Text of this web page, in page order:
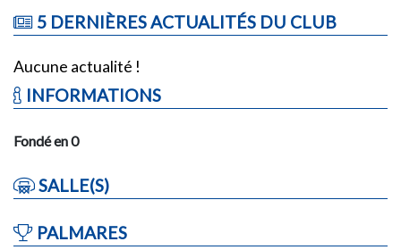
5 DERNIÈRES ACTUALITÉS DU CLUB
Aucune actualité !
INFORMATIONS
Fondé en 0
SALLE(S)
PALMARES